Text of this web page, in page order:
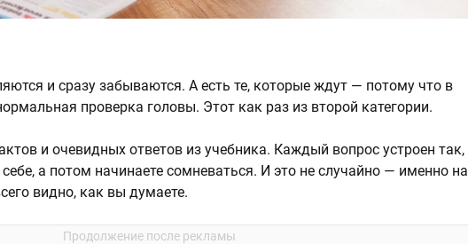
и сразу забываются. А есть те, которые ждут — потому что в
проверка головы. Этот как раз из второй категории.
и очевидных ответов из учебника. Каждый вопрос устроен так,
а потом начинаете сомневаться. И это не случайно — именно на
видно, как вы думаете.